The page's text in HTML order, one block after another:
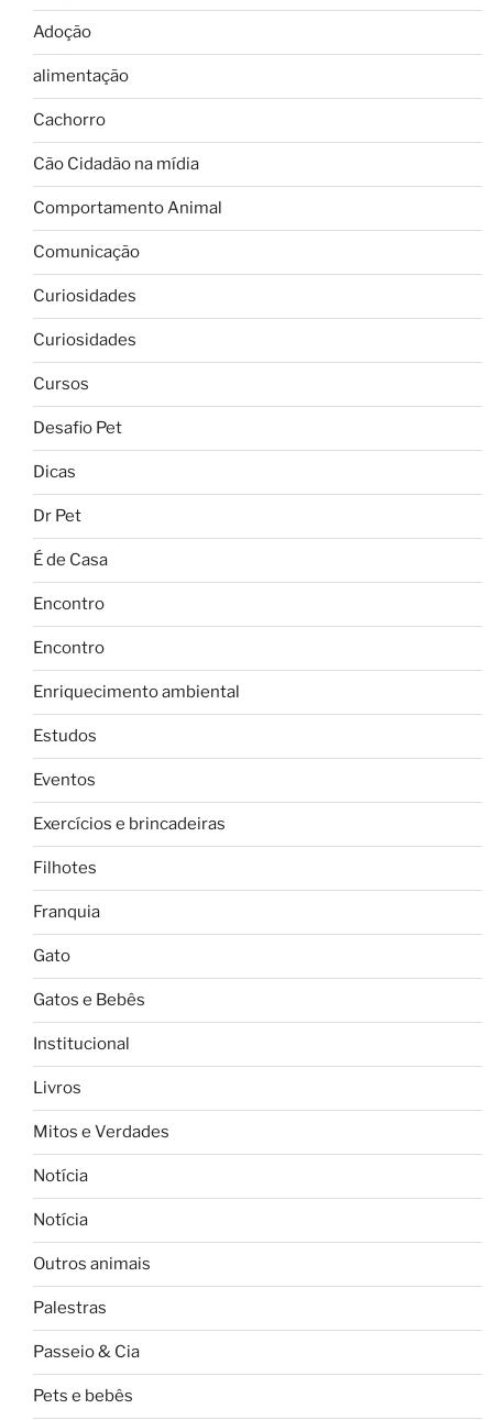
Adoção
alimentação
Cachorro
Cão Cidadão na mídia
Comportamento Animal
Comunicação
Curiosidades
Curiosidades
Cursos
Desafio Pet
Dicas
Dr Pet
É de Casa
Encontro
Encontro
Enriquecimento ambiental
Estudos
Eventos
Exercícios e brincadeiras
Filhotes
Franquia
Gato
Gatos e Bebês
Institucional
Livros
Mitos e Verdades
Notícia
Notícia
Outros animais
Palestras
Passeio & Cia
Pets e bebês